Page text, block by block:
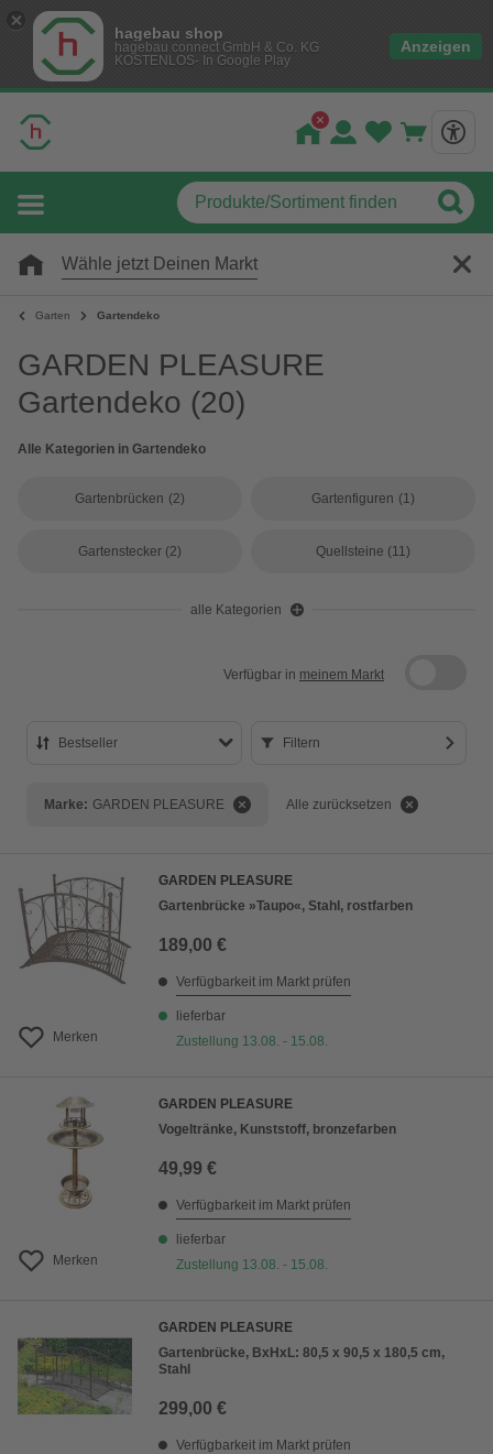
hagebau shop
hagebau connect GmbH & Co. KG
KOSTENLOS- In Google Play
Anzeigen
Wähle jetzt Deinen Markt
Garten Gartendeko
GARDEN PLEASURE
Gartendeko (20)
Alle Kategorien in Gartendeko
Gartenbrücken (2) Gartenfiguren (1)
Gartenstecker (2) Quellsteine (11)
alle Kategorien
Verfügbar in meinem Markt
Bestseller
Bewertung
Filtern
Marke: GARDEN PLEASURE Alle zurücksetzen
Merken
GARDEN PLEASURE
Gartenbrücke »Taupo«, Stahl, rostfarben
189,00 €
Verfügbarkeit im Markt prüfen
lieferbar
Zustellung 13.08. - 15.08.
Merken
GARDEN PLEASURE
Vogeltränke, Kunststoff, bronzefarben
49,99 €
Verfügbarkeit im Markt prüfen
lieferbar
Zustellung 13.08. - 15.08.
GARDEN PLEASURE
Gartenbrücke, BxHxL: 80,5 x 90,5 x 180,5 cm,
Stahl
299,00 €
Verfügbarkeit im Markt prüfen